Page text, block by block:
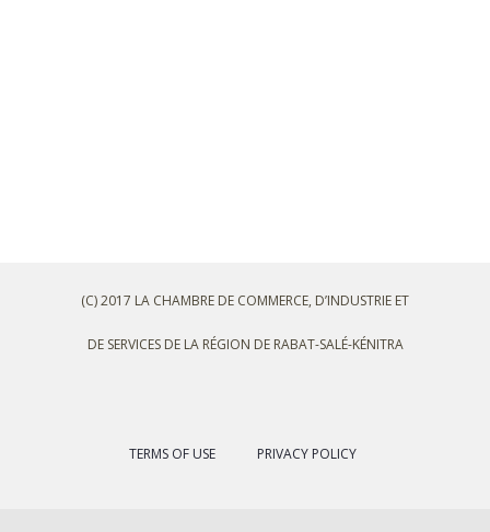
(C) 2017 LA CHAMBRE DE COMMERCE, D’INDUSTRIE ET
DE SERVICES DE LA RÉGION DE RABAT-SALÉ-KÉNITRA
TERMS OF USE PRIVACY POLICY